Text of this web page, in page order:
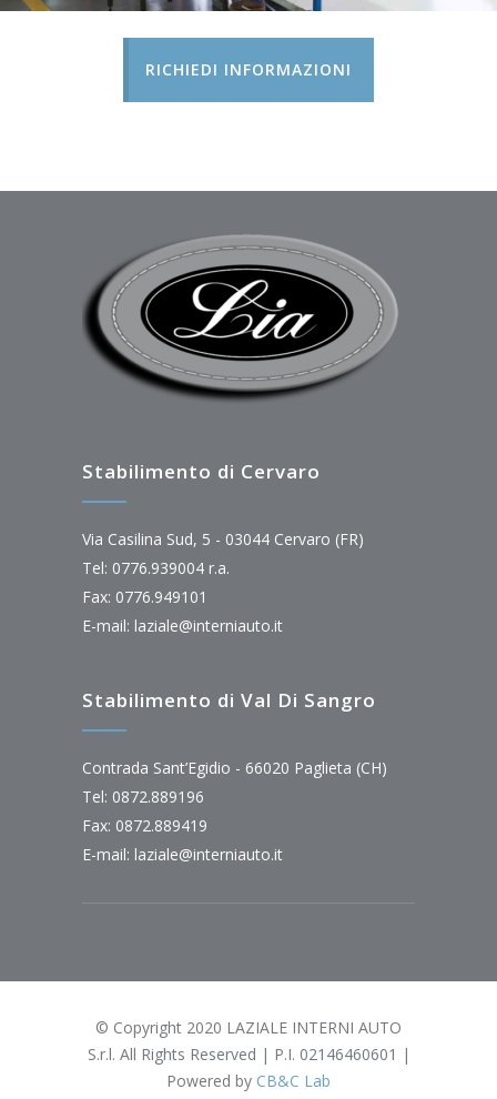
RICHIEDI INFORMAZIONI
Stabilimento di Cervaro
Via Casilina Sud, 5 - 03044 Cervaro (FR)
Tel: 0776.939004 r.a.
Fax: 0776.949101
E-mail: laziale@interniauto.it
Stabilimento di Val Di Sangro
Contrada Sant’Egidio - 66020 Paglieta (CH)
Tel: 0872.889196
Fax: 0872.889419
E-mail: laziale@interniauto.it
© Copyright 2020 LAZIALE INTERNI AUTO
S.r.l. All Rights Reserved | P.I. 02146460601 |
Powered by CB&C Lab